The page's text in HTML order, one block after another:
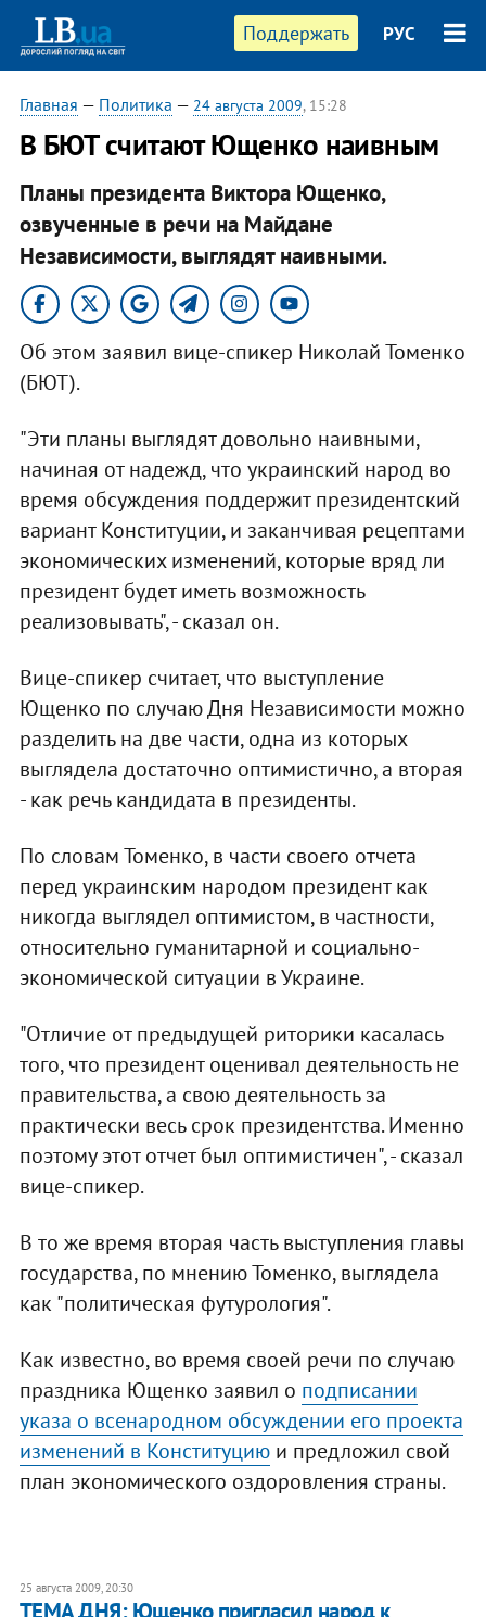
Поддержать РУС
Главная — Политика — 24 августа 2009, 15:28
В БЮТ считают Ющенко наивным
Планы президента Виктора Ющенко,
озвученные в речи на Майдане
Независимости, выглядят наивными.
Об этом заявил вице-спикер Николай Томенко
(БЮТ).
"Эти планы выглядят довольно наивными,
начиная от надежд, что украинский народ во
время обсуждения поддержит президентский
вариант Конституции, и заканчивая рецептами
экономических изменений, которые вряд ли
президент будет иметь возможность
реализовывать", - сказал он.
Вице-спикер считает, что выступление
Ющенко по случаю Дня Независимости можно
разделить на две части, одна из которых
выглядела достаточно оптимистично, а вторая
- как речь кандидата в президенты.
По словам Томенко, в части своего отчета
перед украинским народом президент как
никогда выглядел оптимистом, в частности,
относительно гуманитарной и социально-
экономической ситуации в Украине.
"Отличие от предыдущей риторики касалась
того, что президент оценивал деятельность не
правительства, а свою деятельность за
практически весь срок президентства. Именно
поэтому этот отчет был оптимистичен", - сказал
вице-спикер.
В то же время вторая часть выступления главы
государства, по мнению Томенко, выглядела
как "политическая футурология".
Как известно, во время своей речи по случаю
праздника Ющенко заявил о подписании
указа о всенародном обсуждении его проекта
изменений в Конституциюи предложил свой
план экономического оздоровления страны.
25 августа 2009, 20:30
ТЕМА ДНЯ: Ющенко пригласил народ к